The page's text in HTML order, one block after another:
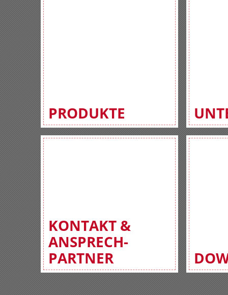
PRODUKTE
KONTAKT &
ANSPRECH-
PARTNER